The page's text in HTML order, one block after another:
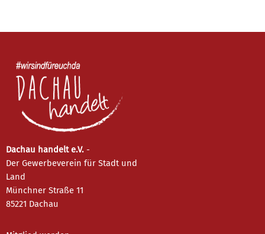
Dachau handelt e.V. -
Der Gewerbeverein für Stadt und
Land
Münchner Straße 11
85221 Dachau